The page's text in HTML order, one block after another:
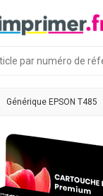
Générique EPSON T485